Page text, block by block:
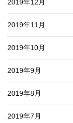
2019年12月
2019年11月
2019年10月
2019年9月
2019年8月
2019年7月